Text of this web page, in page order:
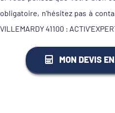
obligatoire, n'hésitez pas à
VILLEMARDY 41100 :
MON DEVIS